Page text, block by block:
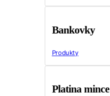
Bankovky
Produkty
Platina mince